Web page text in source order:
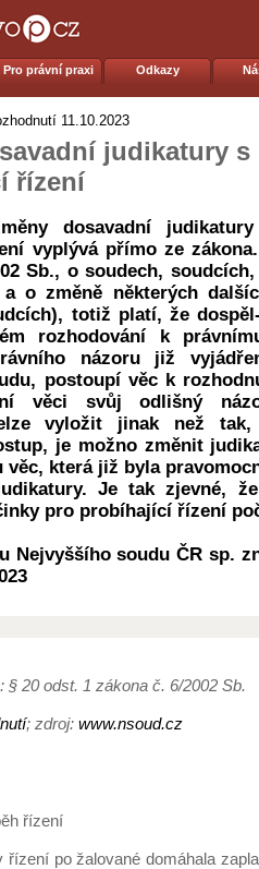
Pro právní praxi Odkazy
11.10.2023
judikatury
řízení
dosavadní
vyplývá přímo ze
Sb., o soudech,
o změně některých
totiž platí, že
rozhodování k
názoru již
postoupí věc k
věci svůj odlišný
vyložit jinak než
je možno změnit
věc, která již byla
Je tak zjevné,
pro probíhající řízení
Nejvyššího soudu ČR sp.
§ 20 odst. 1 zákona č. 6/2002 Sb.
; zdroj: www.nsoud.cz
řízení
řízení po žalované domáhala